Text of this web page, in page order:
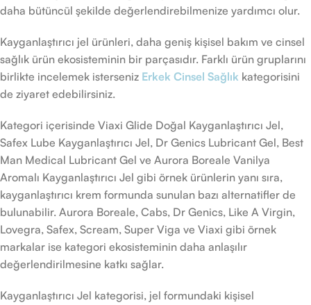
daha bütüncül şekilde değerlendirebilmenize yardımcı olur.
Kayganlaştırıcı jel ürünleri, daha geniş kişisel bakım ve cinsel
sağlık ürün ekosisteminin bir parçasıdır. Farklı ürün gruplarını
birlikte incelemek isterseniz Erkek Cinsel Sağlık kategorisini
de ziyaret edebilirsiniz.
Kategori içerisinde Viaxi Glide Doğal Kayganlaştırıcı Jel,
Safex Lube Kayganlaştırıcı Jel, Dr Genics Lubricant Gel, Best
Man Medical Lubricant Gel ve Aurora Boreale Vanilya
Aromalı Kayganlaştırıcı Jel gibi örnek ürünlerin yanı sıra,
kayganlaştırıcı krem formunda sunulan bazı alternatifler de
bulunabilir. Aurora Boreale, Cabs, Dr Genics, Like A Virgin,
Lovegra, Safex, Scream, Super Viga ve Viaxi gibi örnek
markalar ise kategori ekosisteminin daha anlaşılır
değerlendirilmesine katkı sağlar.
Kayganlaştırıcı Jel kategorisi, jel formundaki kişisel